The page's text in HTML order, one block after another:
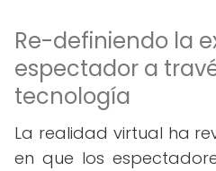
Re-definiendo la
espectador a
tecnología
La realidad virtual ha
en que los